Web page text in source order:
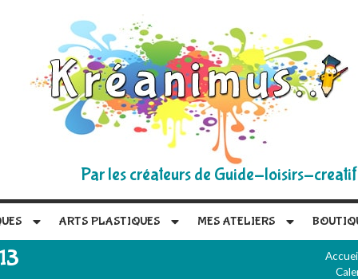
Par les créateurs de Guide-loisirs-
ARTS PLASTIQUES MES ATELIERS